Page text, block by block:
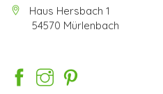
Haus Hersbach 1
54570 Mürlenbach